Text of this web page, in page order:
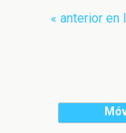
« anterior en